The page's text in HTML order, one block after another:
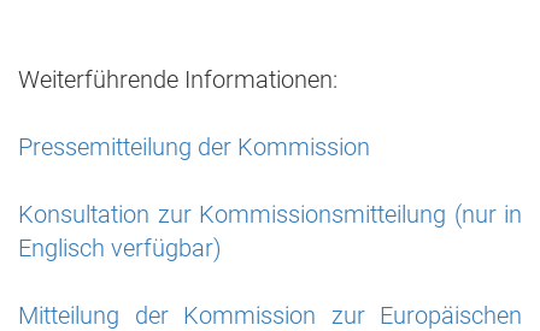
Weiterführende Informationen:
Pressemitteilung der Kommission
Konsultation zur Kommissionsmitteilung (nur in
Englisch verfügbar)
Mitteilung der Kommission zur Europäischen